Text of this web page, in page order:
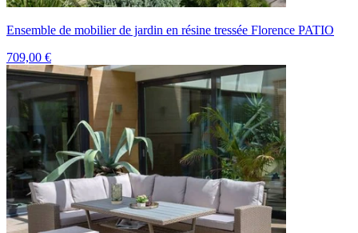
Ensemble de mobilier de jardin en résine tressée Florence PATIO
709,00 €